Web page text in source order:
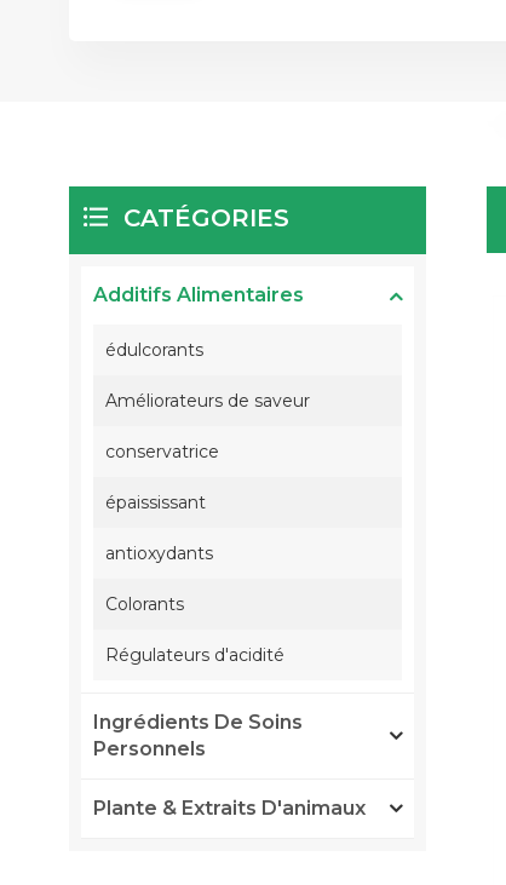
CATÉGORIES
Additifs Alimentaires
édulcorants
Améliorateurs de saveur
conservatrice
épaississant
antioxydants
Colorants
Régulateurs d'acidité
Ingrédients De Soins
Personnels
Plante & Extraits D'animaux